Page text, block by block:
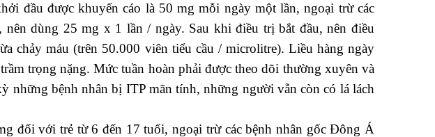
đầu được khuyến cáo là 50 mg mỗi ngày một lần, ngoại trừ các
dùng 25 mg x 1 lần / ngày. Sau khi điều trị bắt đầu, nên điều
chảy máu (trên 50.000 viên tiểu cầu / microlitre). Liều hàng ngày
trọng nặng. Mức tuần hoàn phải được theo dõi thường xuyên và
những bệnh nhân bị ITP mãn tính, những người vẫn còn có lá lách
đối với trẻ từ 6 đến 17 tuổi, ngoại trừ các bệnh nhân gốc Đông Á